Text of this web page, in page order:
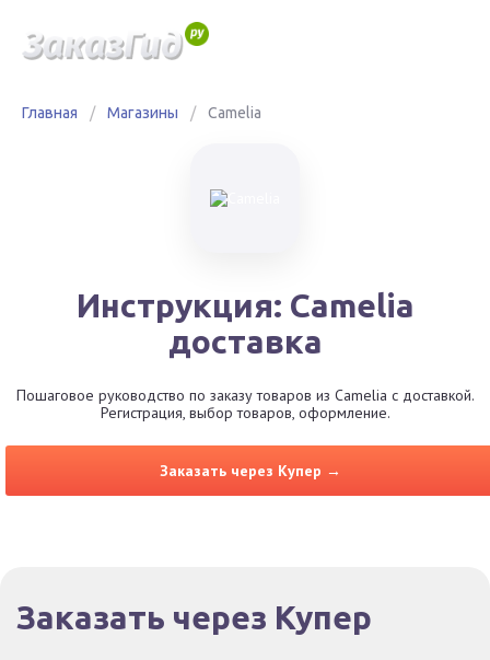
Главная / Магазины / Camelia
Инструкция: Camelia
доставка
Пошаговое руководство по заказу товаров из Camelia с доставкой.
Регистрация, выбор товаров, оформление.
Заказать через Купер →
Заказать через Купер